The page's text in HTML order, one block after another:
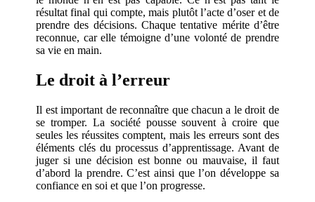
résultat final qui compte, mais plutôt l’acte d’oser et de
prendre des décisions. Chaque tentative mérite d’être
reconnue, car elle témoigne d’une volonté de prendre
sa vie en main.
Le droit à l’erreur
Il est important de reconnaître que chacun a le droit de
se tromper. La société pousse souvent à croire que
seules les réussites comptent, mais les erreurs sont des
éléments clés du processus d’apprentissage. Avant de
juger si une décision est bonne ou mauvaise, il faut
d’abord la prendre. C’est ainsi que l’on développe sa
confiance en soi et que l’on progresse.